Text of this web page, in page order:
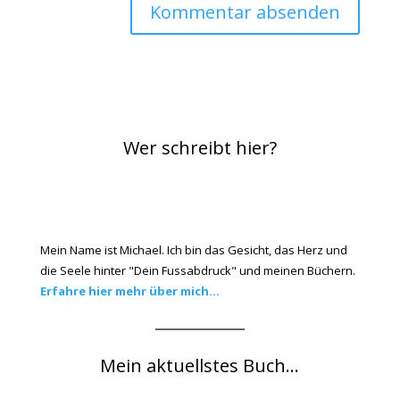
Wer schreibt hier?
Mein Name ist Michael. Ich bin das Gesicht, das Herz und
die Seele hinter "Dein Fussabdruck" und meinen Büchern.
Erfahre hier mehr über mich...
Mein aktuellstes Buch...